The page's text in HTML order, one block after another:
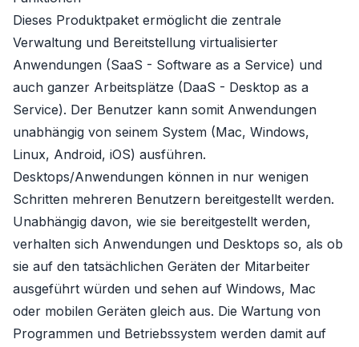
Dieses Produktpaket ermöglicht die zentrale
Verwaltung und Bereitstellung virtualisierter
Anwendungen (SaaS - Software as a Service) und
auch ganzer Arbeitsplätze (DaaS - Desktop as a
Service). Der Benutzer kann somit Anwendungen
unabhängig von seinem System (Mac, Windows,
Linux, Android, iOS) ausführen.
Desktops/Anwendungen können in nur wenigen
Schritten mehreren Benutzern bereitgestellt werden.
Unabhängig davon, wie sie bereitgestellt werden,
verhalten sich Anwendungen und Desktops so, als ob
sie auf den tatsächlichen Geräten der Mitarbeiter
ausgeführt würden und sehen auf Windows, Mac
oder mobilen Geräten gleich aus. Die Wartung von
Programmen und Betriebssystem werden damit auf